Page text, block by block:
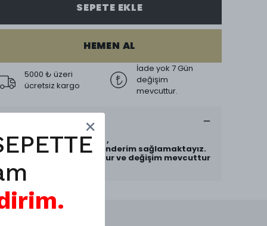
SEPETE EKLE
HEMEN AL
5000 ₺ üzeri
ücretsiz kargo
İade yok 7 Gün
değişim
mevcuttur.
Ürünlerimiz A kalite dir ,
Özel Toz Torbası ile gönderim sağlamaktayız.
Hijyen gereği iade yoktur ve değişim mevcuttur
.